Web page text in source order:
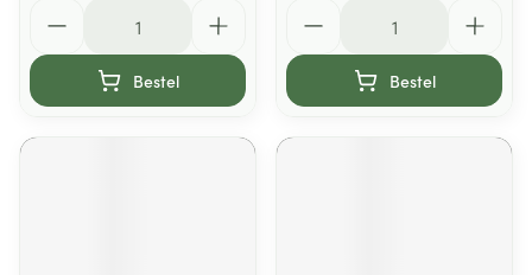
Bestel Bestel